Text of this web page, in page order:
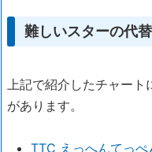
難しいスターの代替
上記で紹介したチャー
があります。
TTC えっへんてっ